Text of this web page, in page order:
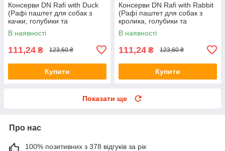
Консерви DN Rafi with Duck
(Рафі паштет для собак з
качки, голубики та
журавлини) 400г.
В наявності
111,24 ₴ 123,60 ₴
Купити
Консерви DN Rafi with Rabbit
(Рафі паштет для собак з
кролика, голубики та
журавлини) 400г.
В наявності
111,24 ₴ 123,60 ₴
Купити
Показати ще
Про нас
100% позитивних з 378 відгуків за рік